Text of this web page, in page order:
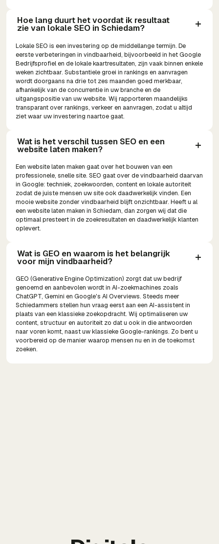
Hoe lang duurt het voordat ik resultaat
zie van lokale SEO in Schiedam?
Lokale SEO is een investering op de middellange termijn. De
eerste verbeteringen in vindbaarheid, bijvoorbeeld in het Google
Bedrijfsprofiel en de lokale kaartresultaten, zijn vaak binnen enkele
weken zichtbaar. Substantiele groei in rankings en aanvragen
wordt doorgaans na drie tot zes maanden goed merkbaar,
afhankelijk van de concurrentie in uw branche en de
uitgangspositie van uw website. Wij rapporteren maandelijks
transparant over rankings, verkeer en aanvragen, zodat u altijd
ziet waar uw investering naartoe gaat.
Wat is het verschil tussen SEO en een
website laten maken?
Een website laten maken gaat over het bouwen van een
professionele, snelle site. SEO gaat over de vindbaarheid daarvan
in Google: techniek, zoekwoorden, content en lokale autoriteit
zodat de juiste mensen uw site ook daadwerkelijk vinden. Een
mooie website zonder vindbaarheid blijft onzichtbaar. Heeft u al
een website laten maken in Schiedam, dan zorgen wij dat die
optimaal presteert in de zoekresultaten en daadwerkelijk klanten
oplevert.
Wat is GEO en waarom is het belangrijk
voor mijn vindbaarheid?
GEO (Generative Engine Optimization) zorgt dat uw bedrijf
genoemd en aanbevolen wordt in AI-zoekmachines zoals
ChatGPT, Gemini en Google's AI Overviews. Steeds meer
Schiedammers stellen hun vraag eerst aan een AI-assistent in
plaats van een klassieke zoekopdracht. Wij optimaliseren uw
content, structuur en autoriteit zo dat u ook in die antwoorden
naar voren komt, naast uw klassieke Google-rankings. Zo bent u
voorbereid op de manier waarop mensen nu en in de toekomst
zoeken.